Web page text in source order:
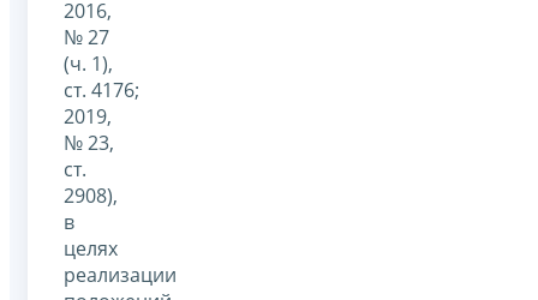
2016,
№ 27
(ч. 1),
ст. 4176;
2019,
№ 23,
ст.
2908),
в
целях
реализации